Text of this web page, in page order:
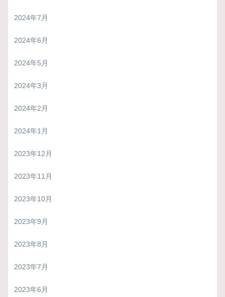
2024年7月
2024年6月
2024年5月
2024年3月
2024年2月
2024年1月
2023年12月
2023年11月
2023年10月
2023年9月
2023年8月
2023年7月
2023年6月